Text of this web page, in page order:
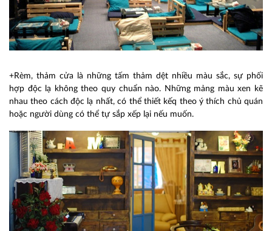
+Rèm, thảm cửa là những tấm thảm dệt nhiều màu sắc, sự phối
hợp độc lạ không theo quy chuẩn nào. Những mảng màu xen kẽ
nhau theo cách độc lạ nhất, có thể thiết kếq theo ý thích chủ quán
hoặc người dùng có thể tự sắp xếp lại nếu muốn.